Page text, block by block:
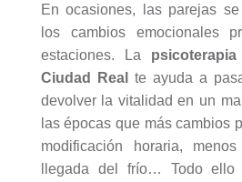
En ocasiones, las parejas
los cambios emocionales
estaciones. La
Ciudad Real
te ayuda a
devolver la vitalidad en un
las épocas que más cambios
modificación horaria,
llegada del frío… Todo